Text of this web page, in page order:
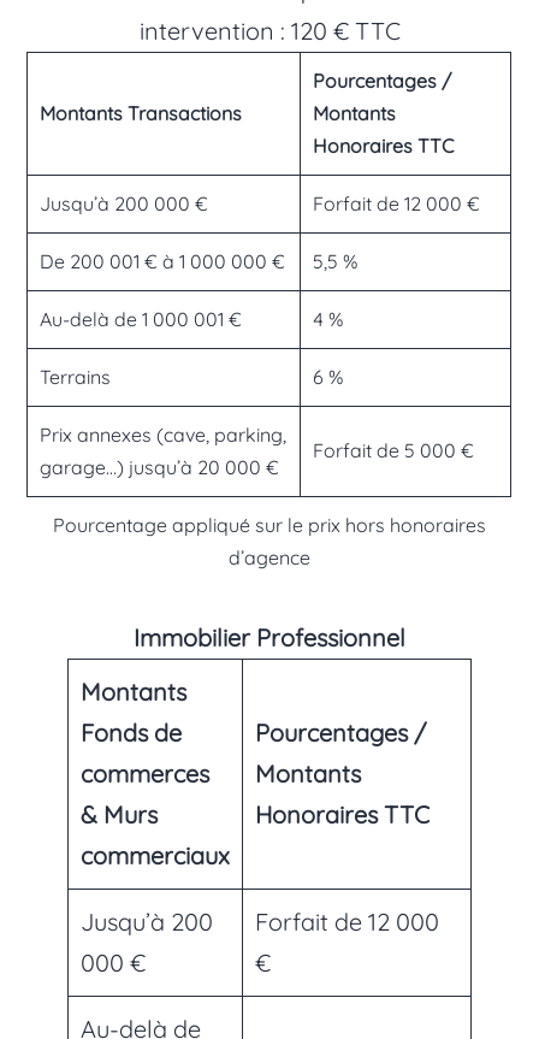
intervention : 120 € TTC
Montants Transactions
Pourcentages /
Montants
Honoraires TTC
Jusqu’à 200 000 € Forfait de 12 000 €
De 200 001 € à 1 000 000 € 5,5 %
Au-delà de 1 000 001 € 4 %
Terrains 6 %
Prix annexes (cave, parking,
garage…) jusqu’à 20 000 €
Forfait de 5 000 €
Pourcentage appliqué sur le prix hors honoraires
d’agence
Immobilier Professionnel
Montants
Fonds de
commerces
& Murs
commerciaux
Pourcentages /
Montants
Honoraires TTC
Jusqu’à 200
000 €
Forfait de 12 000
€
Au-delà de